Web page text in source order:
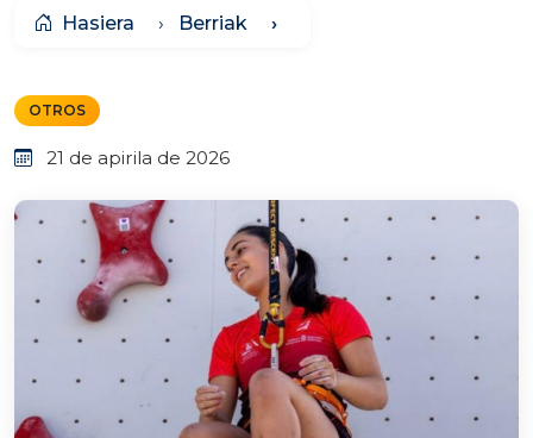
Hasiera Berriak
OTROS
21 de apirila de 2026